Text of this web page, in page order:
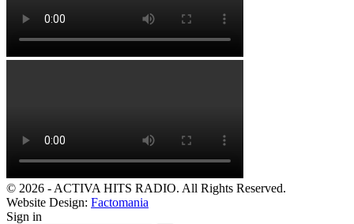
© 2026 - ACTIVA HITS RADIO. All Rights Reserved.
Website Design: Factomania
Sign in